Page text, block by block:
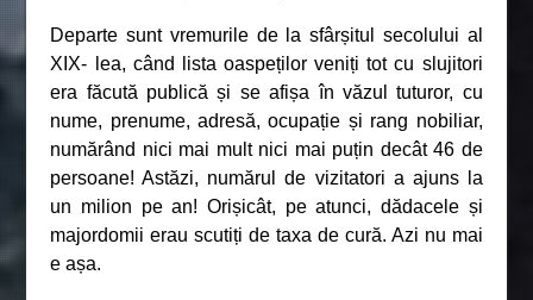
Departe sunt vremurile de la sfârșitul secolului al
XIX- lea, când lista oaspeților veniți tot cu slujitori
era făcută publică și se afișa în văzul tuturor, cu
nume, prenume, adresă, ocupație și rang nobiliar,
numărând nici mai mult nici mai puțin decât 46 de
persoane! Astăzi, numărul de vizitatori a ajuns la
un milion pe an! Orișicât, pe atunci, dădacele și
majordomii erau scutiți de taxa de cură. Azi nu mai
e așa.